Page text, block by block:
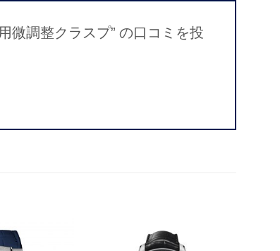
微調整クラスプ” の口コミを投